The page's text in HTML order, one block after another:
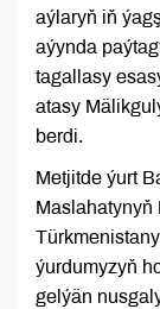
aýlaryň iň
aýynda
tagallasy
atasy
berdi.
Metjitde ýurt
Maslahatynyň
ýurdumyzyň
gelýän